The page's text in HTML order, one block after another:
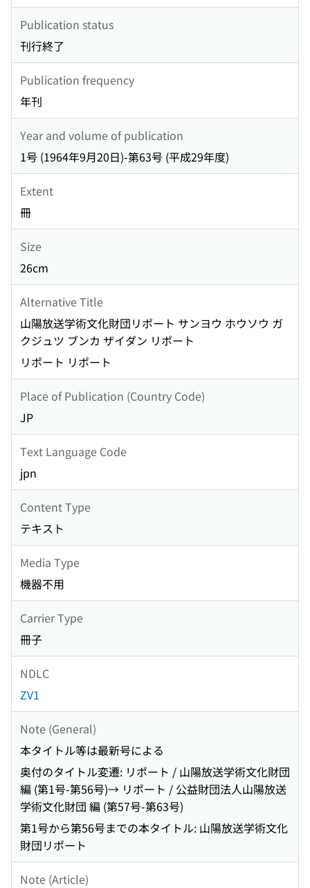
Publication status
刊行終了
Publication frequency
年刊
Year and volume of publication
1号 (1964年9月20日)-第63号 (平成29年度)
Extent
冊
Size
26cm
Alternative Title
山陽放送学術文化財団リポート サンヨウ ホウソウ ガ
クジュツ ブンカ ザイダン リポート
リポート リポート
Place of Publication (Country Code)
JP
Text Language Code
jpn
Content Type
テキスト
Media Type
機器不用
Carrier Type
冊子
NDLC
ZV1
Note (General)
本タイトル等は最新号による
奥付のタイトル変遷: リポート / 山陽放送学術文化財団
編 (第1号-第56号)→ リポート / 公益財団法人山陽放送
学術文化財団 編 (第57号-第63号)
第1号から第56号までの本タイトル: 山陽放送学術文化
財団リポート
Note (Article)